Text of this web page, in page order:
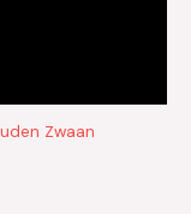
Zwaan